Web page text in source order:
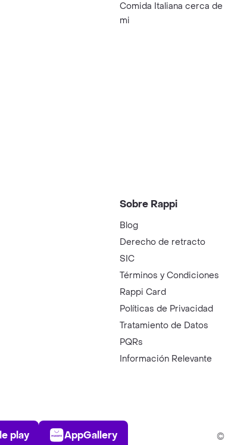
Comida Italiana cerca de
mi
Sobre Rappi
Blog
Derecho de retracto
SIC
Términos y Condiciones
Rappi Card
Políticas de Privacidad
Tratamiento de Datos
PQRs
Información Relevante
Play Store
play
AppGallery
AppGallery ©